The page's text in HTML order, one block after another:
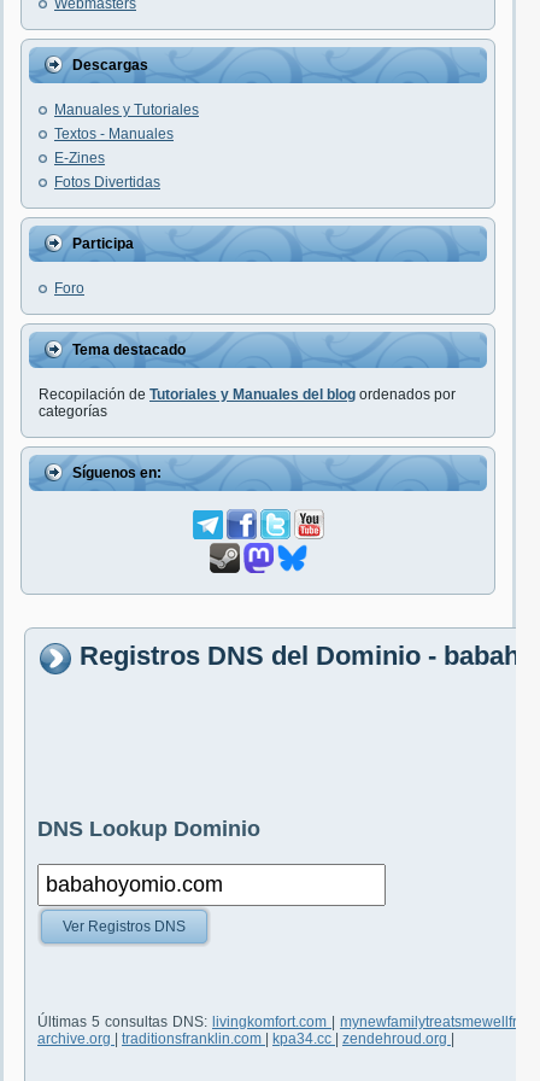
Webmasters
Descargas
Manuales y Tutoriales
Textos - Manuales
E-Zines
Fotos Divertidas
Participa
Foro
Tema destacado
Recopilación de Tutoriales y Manuales del blog ordenados por
categorías
Síguenos en:
Registros DNS del Dominio -
DNS Lookup Dominio
Ver Registros DNS
Últimas 5 consultas DNS: livingkomfort.com
archive.org
traditionsfranklin.com kpa34.cc zendehroud.org